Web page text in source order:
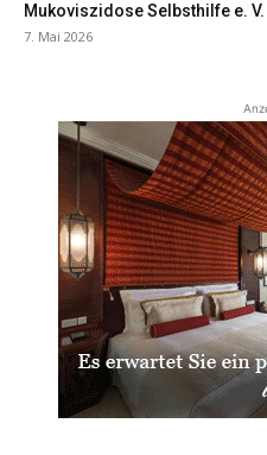
Mukoviszidose Selbsthilfe e. V.
7. Mai 2026